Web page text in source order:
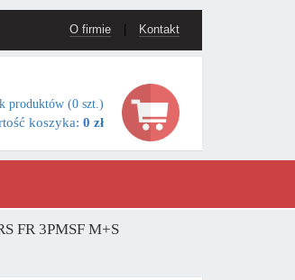
O firmie Kontakt
produktów (0 szt.)
koszyka: 0 zł
FR 3PMSF M+S